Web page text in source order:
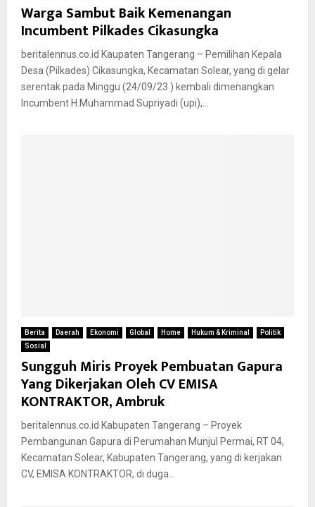
Warga Sambut Baik Kemenangan
Incumbent Pilkades Cikasungka
beritalennus.co.id Kaupaten Tangerang – Pemilihan Kepala
Desa (Pilkades) Cikasungka, Kecamatan Solear, yang di gelar
serentak pada Minggu (24/09/23 ) kembali dimenangkan
Incumbent H.Muhammad Supriyadi (upi),...
Berita Daerah Ekonomi Global Home Hukum & Kriminal
Politik
Sosial
Sungguh Miris Proyek Pembuatan Gapura
Yang Dikerjakan Oleh CV EMISA
KONTRAKTOR, Ambruk
beritalennus.co.id Kabupaten Tangerang – Proyek
Pembangunan Gapura di Perumahan Munjul Permai, RT 04,
Kecamatan Solear, Kabupaten Tangerang, yang di kerjakan
CV, EMISA KONTRAKTOR, di duga...